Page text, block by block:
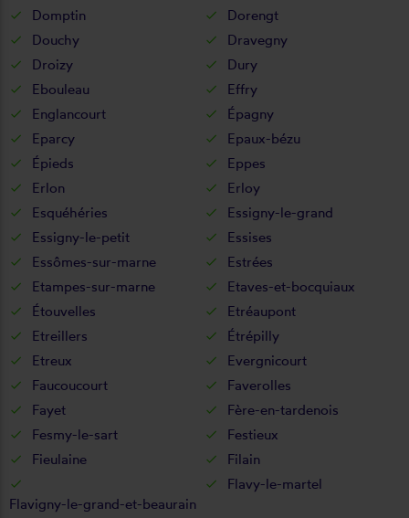
Domptin
Dorengt
Douchy
Dravegny
Droizy
Dury
Ebouleau
Effry
Englancourt
Épagny
Eparcy
Epaux-bézu
Épieds
Eppes
Erlon
Erloy
Esquéhéries
Essigny-le-grand
Essigny-le-petit
Essises
Essômes-sur-marne
Estrées
Etampes-sur-marne
Etaves-et-bocquiaux
Étouvelles
Etréaupont
Etreillers
Étrépilly
Etreux
Evergnicourt
Faucoucourt
Faverolles
Fayet
Fère-en-tardenois
Fesmy-le-sart
Festieux
Fieulaine
Filain
Flavigny-le-grand-et-beaurain
Flavy-le-martel